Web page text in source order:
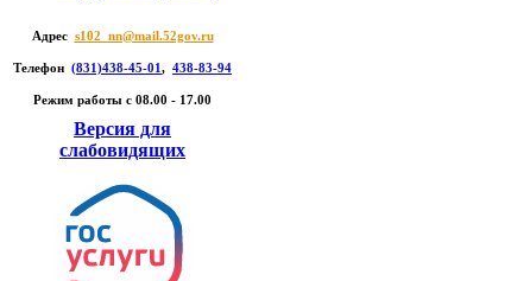
Адрес s102_nn@mail.52gov.ru
Телефон (831)438-45-01 , 438-83-94
Режим работы c 08.00 - 17.00
Версия для
слабовидящих